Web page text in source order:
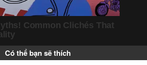
Có thể bạn sẽ thích